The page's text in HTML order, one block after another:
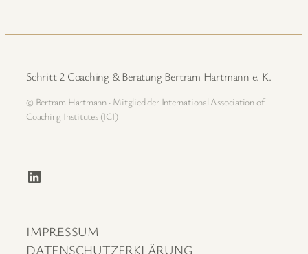
Schritt 2 Coaching & Beratung Bertram Hartmann e. K.
© Bertram Hartmann · Mitglied der International Association of
Coaching Institutes (ICI)
LinkedIn
IMPRESSUM
DATENSCHUTZERKLÄRUNG